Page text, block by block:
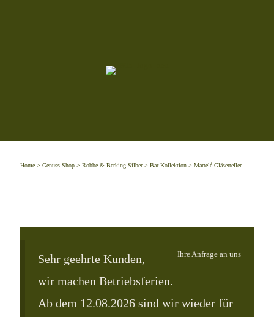
Home > Genuss-Shop > Robbe & Berking Silber> Bar-Kollektion > Martelé Gläserteller
Ihre Anfrage an uns
Sehr geehrte Kunden,
wir machen Betriebsferien.
Ab dem 12.08.2026 sind wir wieder für